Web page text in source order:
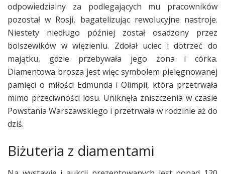
odpowiedzialny za podlegających mu pracowników
pozostał w Rosji, bagatelizując rewolucyjne nastroje.
Niestety niedługo później został osadzony przez
bolszewików w więzieniu. Zdołał uciec i dotrzeć do
majątku, gdzie przebywała jego żona i córka.
Diamentowa brosza jest więc symbolem pielęgnowanej
pamięci o miłości Edmunda i Olimpii, która przetrwała
mimo przeciwności losu. Uniknęła zniszczenia w czasie
Powstania Warszawskiego i przetrwała w rodzinie aż do
dziś.
Biżuteria z diamentami